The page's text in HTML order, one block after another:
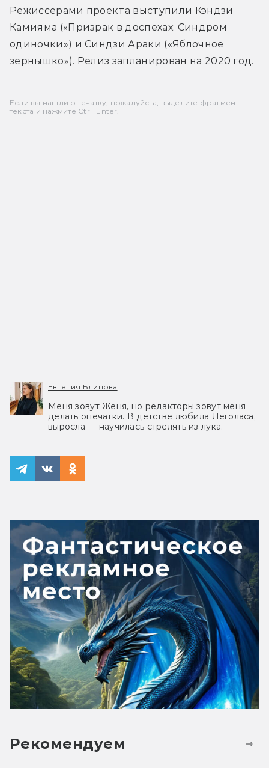
Режиссёрами проекта выступили Кэндзи
Камияма («Призрак в доспехах: Синдром
одиночки») и Синдзи Араки («Яблочное
зернышко»). Релиз запланирован на 2020 год.
Если вы нашли опечатку, пожалуйста, выделите фрагмент
текста и нажмите Ctrl+Enter.
Евгения Блинова
Меня зовут Женя, но редакторы зовут меня
делать опечатки. В детстве любила Леголаса,
выросла — научилась стрелять из лука.
Рекомендуем